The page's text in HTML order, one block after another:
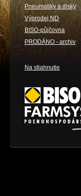
Pneumatiky a disky
Výprodej ND
BISO-půjčovna
PRODÁNO - archiv
Na stiahnutie